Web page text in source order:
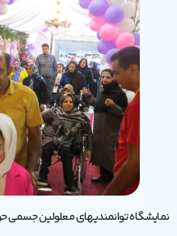
نمایشگاه توانمندیهای معلولین جسمی